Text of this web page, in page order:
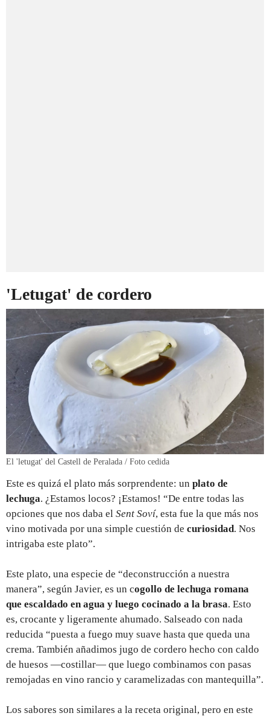
'Letugat' de cordero
El 'letugat' del Castell de Peralada / Foto cedida
Este es quizá el plato más sorprendente: un plato de
lechuga. ¿Estamos locos? ¡Estamos! “De entre todas las
opciones que nos daba el Sent Soví, esta fue la que más nos
vino motivada por una simple cuestión de curiosidad. Nos
intrigaba este plato”.
Este plato, una especie de “deconstrucción a nuestra
manera”, según Javier, es un cogollo de lechuga romana
que escaldado en agua y luego cocinado a la brasa. Esto
es, crocante y ligeramente ahumado. Salseado con nada
reducida “puesta a fuego muy suave hasta que queda una
crema. También añadimos jugo de cordero hecho con caldo
de huesos —costillar— que luego combinamos con pasas
remojadas en vino rancio y caramelizadas con mantequilla”.
Los sabores son similares a la receta original, pero en este